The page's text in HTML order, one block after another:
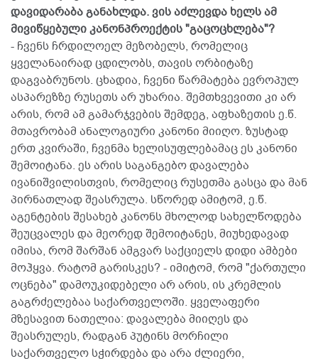
დავიდარაბა განახლდა. ვის აძლევდა ხელს ამ
მივიწყებული კანონპროექტის "გაცოცხლება"?
- ჩვენს ჩრდილოელ მეზობელს, რომელიც
ყველანაირად ცდილობს, თავის ორბიტაზე
დაგვაბრუნოს. ცხადია, ჩვენი წარმატება ევროპულ
ასპარეზზე რუსეთს არ უხარია. შემთხვევითი კი არ
არის, რომ ამ გამარჯვების შემდეგ, აფხაზეთის ე.წ.
მთავრობამ ანალოგიური კანონი მიიღო. ზუსტად
ერთ კვირაში, ჩვენმა ხელისუფლებამაც ეს კანონი
შემოიტანა. ეს არის საგანგებო დავალება
ივანიშვილისთვის, რომელიც რუსეთმა გასცა და მან
პირნათლად შეასრულა. სწორედ ამიტომ, ე.წ.
აგენტების შესახებ კანონს მხოლოდ სახელწოდება
შეუცვალეს და მეორედ შემოიტანეს, მიუხედავად
იმისა, რომ შარშან ამგვარ საქციელს დიდი ამბები
მოჰყვა. რატომ გარისკეს? - იმიტომ, რომ "ქართული
ოცნება" დამოუკიდებელი არ არის, ის კრემლის
გაგრძელებაა საქართველოში. ყველაფერი
მზესავით ნათელია: დავალება მიიღეს და
შეასრულეს, რადგან პუტინს მორჩილი
საქართველო სჭირდება და არა ძლიერი,